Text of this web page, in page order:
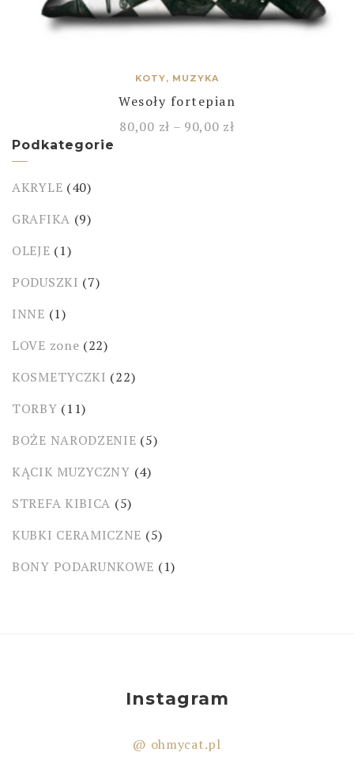
KOTY, MUZYKA
Wesoły fortepian
80,00 zł – 90,00 zł
Podkategorie
AKRYLE (40)
GRAFIKA (9)
OLEJE (1)
PODUSZKI (7)
INNE (1)
LOVE zone (22)
KOSMETYCZKI (22)
TORBY (11)
BOŻE NARODZENIE (5)
KĄCIK MUZYCZNY (4)
STREFA KIBICA (5)
KUBKI CERAMICZNE (5)
BONY PODARUNKOWE (1)
Instagram
@ ohmycat.pl